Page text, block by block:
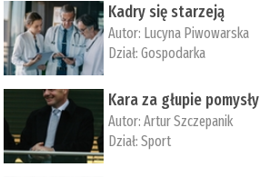
Kadry się starzeją
Autor: Lucyna Piwowarska
Dział:Gospodarka
Kara za głupie pomysły
Autor:Artur Szczepanik
Dział:Sport